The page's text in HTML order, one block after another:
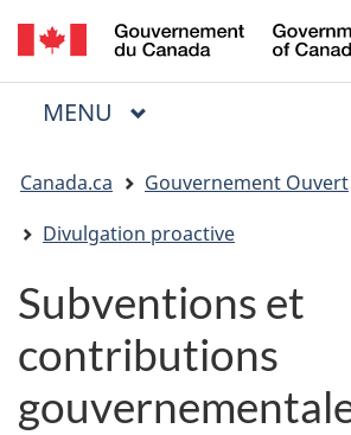
Passer
au
contenu
Passer
à
« Au
Passer
à
la
Menu
MENU PRINCIPAL
êtes
ici
Canada.ca
Gouvernement Ouvert
Divulgation proactive
Subventions et
contributions